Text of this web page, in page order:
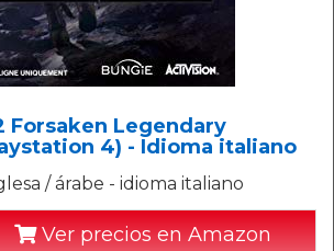
Forsaken Legendary
4) - Idioma italiano
/ árabe - idioma italiano
Ver precios en Amazon